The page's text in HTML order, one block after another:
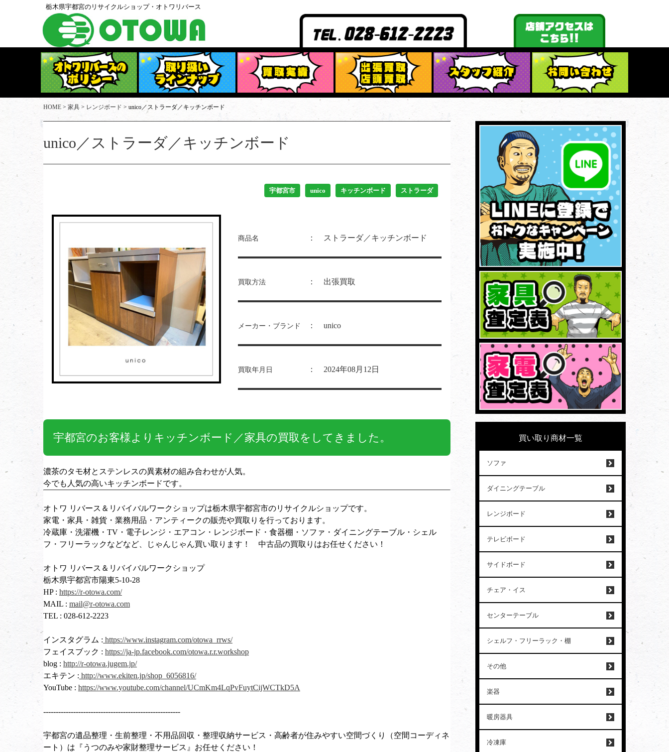
栃木県宇都宮のリサイクルショップ・オトワリバース
オトワリバースのポリシー
出張買取・店頭買取
スタッフ紹介
HOME > 家具 > レンジボード > unico／ストラーダ／キッチンボード
unico／ストラーダ／キッチンボード
宇都宮市 unico キッチンボード ストラーダ
商品名 ： ストラーダ／キッチンボード
買取方法 ： 出張買取
メーカー・ブランド ： unico
買取年月日 ： 2024年08月12日
宇都宮のお客様よりキッチンボード／家具の買取をしてきました。
濃茶のタモ材とステンレスの異素材の組み合わせが人気。
今でも人気の高いキッチンボードです。
オトワ リバース＆リバイバルワークショップは栃木県宇都宮市のリサイクルショップです。
家電・家具・雑貨・業務用品・アンティークの販売や買取りを行っております。
冷蔵庫・洗濯機・TV・電子レンジ・エアコン・レンジボード・食器棚・ソファ・ダイニングテーブル・シェル
フ・フリーラックなどなど、じゃんじゃん買い取ります！ 中古品の買取りはお任せください！
オトワ リバース＆リバイバルワークショップ
栃木県宇都宮市陽東5-10-28
HP : https://r-otowa.com/
MAIL : mail@r-otowa.com
TEL : 028-612-2223
インスタグラム : https://www.instagram.com/otowa_rrws/
フェイスブック : https://ja-jp.facebook.com/otowa.r.r.workshop
blog : http://r-otowa.jugem.jp/
エキテン : http://www.ekiten.jp/shop_6056816/
YouTube : https://www.youtube.com/channel/UCmKm4LqPvFuytCijWCTkD5A
-------------------------------------------------------
宇都宮の遺品整理・生前整理・不用品回収・整理収納サービス・高齢者が住みやすい空間づくり（空間コーディネ
ート）は『うつのみや家財整理サービス』お任せください！
買い取り商材一覧
ソファ
ダイニングテーブル
レンジボード
テレビボード
サイドボード
チェア・イス
センターテーブル
シェルフ・フリーラック・棚
その他
楽器
暖房器具
冷凍庫